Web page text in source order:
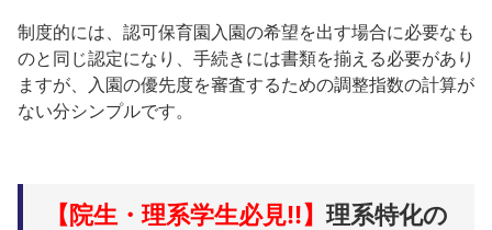
制度的には、認可保育園入園の希望を出す場合に必要なも
のと同じ認定になり、手続きには書類を揃える必要があり
ますが、入園の優先度を審査するための調整指数の計算が
ない分シンプルです。
【院生・理系学生必見!!】 理系特化の